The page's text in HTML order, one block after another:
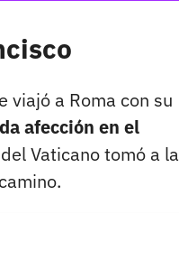
viajó a Roma con su
afección en el
Vaticano tomó a la